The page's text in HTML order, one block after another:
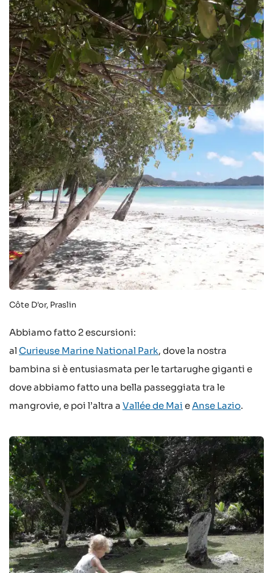
Côte D'or, Praslin
Abbiamo fatto 2 escursioni:
al Curieuse Marine National Park, dove la nostra
bambina si è entusiasmata per le tartarughe giganti e
dove abbiamo fatto una bella passeggiata tra le
mangrovie, e poi l’altra a Vallée de Mai e Anse Lazio.